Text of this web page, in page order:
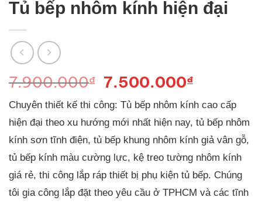
Tủ bếp nhôm kính hiện đại
7.900.000₫ Giá
gốc
là:
7.900.000₫.
7.500.000₫Giá
hiện
tại
là:
Chuyên thiết kế thi công: Tủ bếp nhôm kính cao cấp
hiện đại theo xu hướng mới nhất hiện nay, tủ bếp nhôm
kính sơn tĩnh điện, tủ bếp khung nhôm kính giả vân gỗ,
tủ bếp kính màu cường lực, kệ treo tường nhôm kính
giá rẻ, thi công lắp ráp thiết bị phụ kiện tủ bếp. Chúng
tôi gia công lắp đặt theo yêu cầu ở TPHCM và các tĩnh